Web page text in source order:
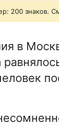
200 знаков.
в